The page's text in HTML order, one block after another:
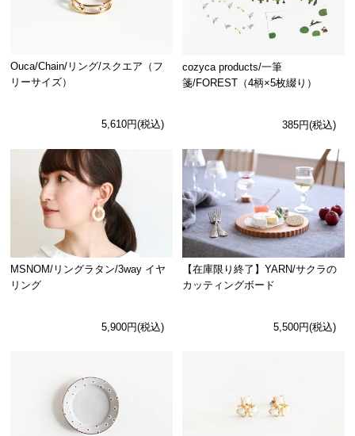
Ouca/Chain/リング/スクエア（フ
リーサイズ）
5,610円(税込)
cozyca products/一筆
箋/FOREST（4柄×5枚綴り）
385円(税込)
MSNOM/リングラタン/3way イヤ
リング
5,900円(税込)
【在庫限り終了】YARN/サクラの
カッティングボード
5,500円(税込)